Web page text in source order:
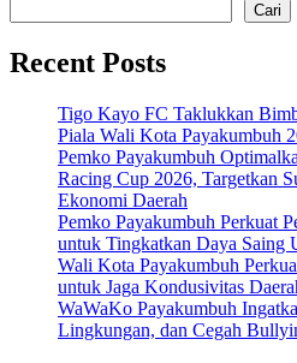
Cari
Recent Posts
Tigo Kayo FC Taklukkan
Piala Wali Kota Payakumbuh
Pemko Payakumbuh
Racing Cup 2026, Targetkan
Ekonomi Daerah
Pemko Payakumbuh Perkuat
untuk Tingkatkan Daya Saing
Wali Kota Payakumbuh
untuk Jaga Kondusivitas
WaWaKo Payakumbuh
Lingkungan, dan Cegah